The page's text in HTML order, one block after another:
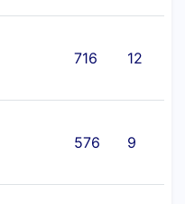
716 12
576 9